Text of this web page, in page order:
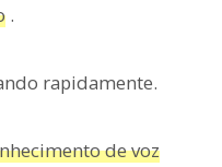
.
rapidamente.
de voz